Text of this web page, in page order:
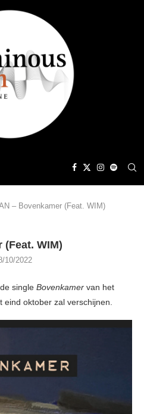
– Bovenkamer (Feat. WIM)
(Feat. WIM)
10/2022
single Bovenkamer van het
eind oktober zal verschijnen.